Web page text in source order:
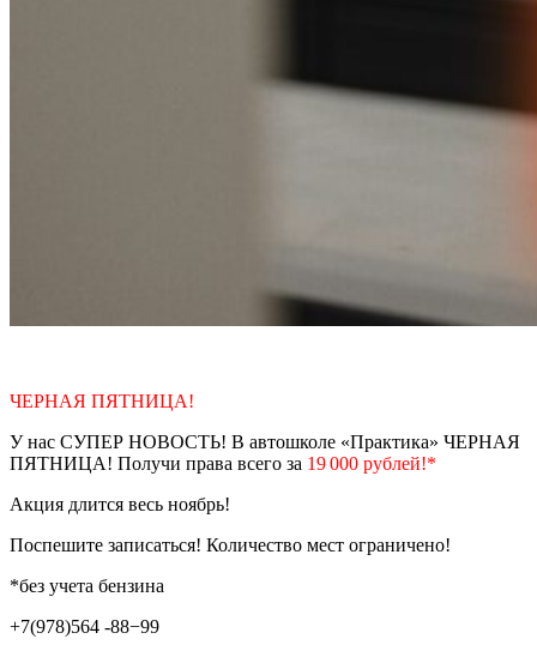
ЧЕРНАЯ ПЯТНИЦА!
У нас СУПЕР НОВОСТЬ! В автошколе «Практика» ЧЕРНАЯ
ПЯТНИЦА! Получи права всего за 19 000 рублей!*
Акция длится весь ноябрь!
Поспешите записаться! Количество мест ограничено!
*без учета бензина
+7(978)564 -88−99